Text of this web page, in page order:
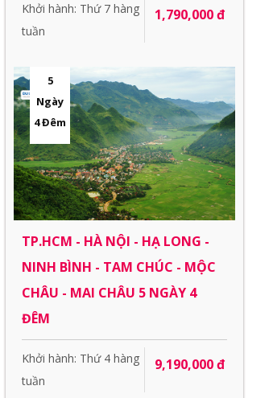
Khởi hành: Thứ 7 hàng
tuần
1,790,000 đ
5
Ngày
4 Đêm
TP.HCM - HÀ NỘI - HẠ LONG -
NINH BÌNH - TAM CHÚC - MỘC
CHÂU - MAI CHÂU 5 NGÀY 4
ĐÊM
Khởi hành: Thứ 4 hàng
tuần
9,190,000 đ